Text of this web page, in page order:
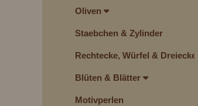
Oliven
Staebchen & Zylinder
Rechtecke, Würfel & Dreiecke
Blüten & Blätter
Motivperlen